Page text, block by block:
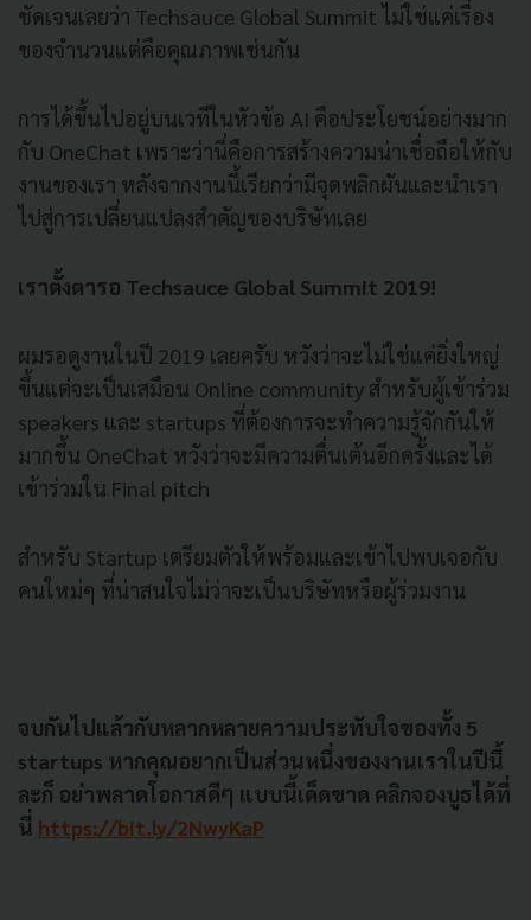
ชัดเจนเลยว่า Techsauce Global Summit ไม่ใช่แค่เรื่อง
ของจำนวนแต่คือคุณภาพเช่นกัน
การได้ขึ้นไปอยู่บนเวทีในหัวข้อ AI คือประโยชน์อย่างมาก
กับ OneChat เพราะว่านี่คือการสร้างความน่าเชื่อถือให้กับ
งานของเรา หลังจากงานนี้เรียกว่ามีจุดพลิกผันและนำเรา
ไปสู่การเปลี่ยนแปลงสำคัญของบริษัทเลย
เราตั้งตารอ Techsauce Global Summit 2019!
ผมรอดูงานในปี 2019 เลยครับ หวังว่าจะไม่ใช่แค่ยิ่งใหญ่
ขึ้นแต่จะเป็นเสมือน Online community สำหรับผู้เข้าร่วม
speakers และ startups ที่ต้องการจะทำความรู้จักกันให้
มากขึ้น OneChat หวังว่าจะมีความตื่นเต้นอีกครั้งและได้
เข้าร่วมใน Final pitch
สำหรับ Startup เตรียมตัวให้พร้อมและเข้าไปพบเจอกับ
คนใหม่ๆ ที่น่าสนใจไม่ว่าจะเป็นบริษัทหรือผู้ร่วมงาน
จบกันไปแล้วกับหลากหลายความประทับใจของทั้ง 5
startups หากคุณอยากเป็นส่วนหนึ่งของงานเราในปีนี้
ละก็ อย่าพลาดโอกาสดีๆ แบบนี้เด็ดขาด คลิกจองบูธได้ที่
นี่ https://bit.ly/2NwyKaP